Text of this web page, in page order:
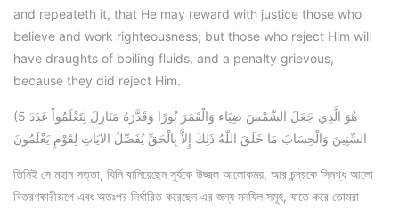
and repeateth it, that He may reward with justice those who
believe and work righteousness; but those who reject Him will
have draughts of boiling fluids, and a penalty grievous,
because they did reject Him.
(5 هُوَ الَّذِي جَعَلَ الشَّمْسَ ضِيَاء وَالْقَمَرَ نُورًا وَقَدَّرَهُ مَنَازِلَ لِتَعْلَمُواْ عَدَدَ
السِّنِينَ وَالْحِسَابَ مَا خَلَقَ اللّهُ ذَلِكَ إِلاَّ بِالْحَقِّ يُفَصِّلُ الآيَاتِ لِقَوْمٍ يَعْلَمُونَ
তিনিই সে মহান সত্তা, যিনি বানিয়েছেন সুর্যকে উজ্জল আলোকময়, আর চন্দ্রকে স্নিগ্ধ আলো
বিতরণকারীরূপে এবং অতঃপর নির্ধারিত করেছেন এর জন্য মনযিল সমূহ, যাতে করে তোমরা